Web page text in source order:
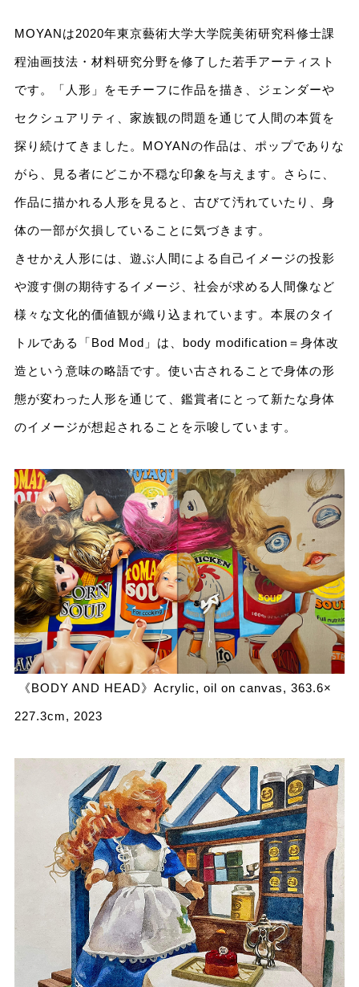
MOYANは2020年東京藝術大学大学院美術研究科修士課
程油画技法・材料研究分野を修了した若手アーティスト
です。「人形」をモチーフに作品を描き、ジェンダーや
セクシュアリティ、家族観の問題を通じて人間の本質を
探り続けてきました。MOYANの作品は、ポップでありな
がら、見る者にどこか不穏な印象を与えます。さらに、
作品に描かれる人形を見ると、古びて汚れていたり、身
体の一部が欠損していることに気づきます。
きせかえ人形には、遊ぶ人間による自己イメージの投影
や渡す側の期待するイメージ、社会が求める人間像など
様々な文化的価値観が織り込まれています。本展のタイ
トルである「Bod Mod」は、body modification＝身体改
造という意味の略語です。使い古されることで身体の形
態が変わった人形を通じて、鑑賞者にとって新たな身体
のイメージが想起されることを示唆しています。
《BODY AND HEAD》Acrylic, oil on canvas, 363.6×
227.3cm, 2023